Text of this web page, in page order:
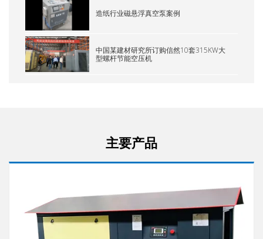
造纸行业磁悬浮真空泵案例
中国某建材研究所订购信然10套315KW大
型螺杆节能空压机
主要产品